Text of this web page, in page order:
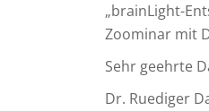
„brainLight-
Zoominar mit
Sehr geehrte
Dr. Ruediger